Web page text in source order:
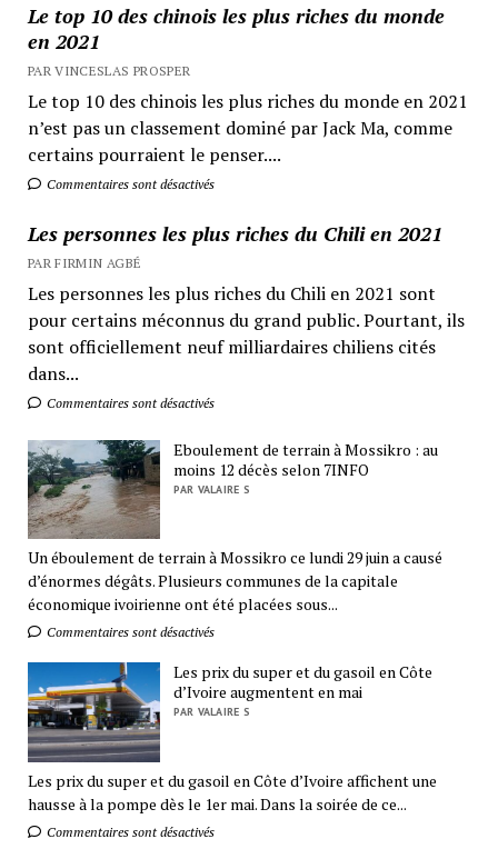
Le top 10 des chinois les plus riches du monde
en 2021
PAR VINCESLAS PROSPER
Le top 10 des chinois les plus riches du monde en 2021
n’est pas un classement dominé par Jack Ma, comme
certains pourraient le penser....
Commentaires sont désactivés
Les personnes les plus riches du Chili en 2021
PAR FIRMIN AGBÉ
Les personnes les plus riches du Chili en 2021 sont
pour certains méconnus du grand public. Pourtant, ils
sont officiellement neuf milliardaires chiliens cités
dans...
Commentaires sont désactivés
Eboulement de terrain à Mossikro : au
moins 12 décès selon 7INFO
PAR VALAIRE S
Un éboulement de terrain à Mossikro ce lundi 29 juin a causé
d’énormes dégâts. Plusieurs communes de la capitale
économique ivoirienne ont été placées sous...
Commentaires sont désactivés
Les prix du super et du gasoil en Côte
d’Ivoire augmentent en mai
PAR VALAIRE S
Les prix du super et du gasoil en Côte d’Ivoire affichent une
hausse à la pompe dès le 1er mai. Dans la soirée de ce...
Commentaires sont désactivés